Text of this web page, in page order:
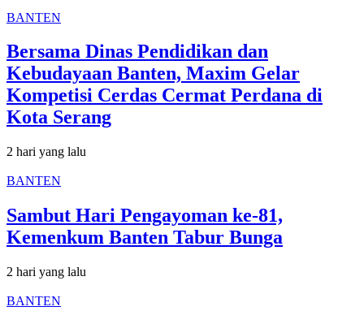
BANTEN
Bersama Dinas Pendidikan dan
Kebudayaan Banten, Maxim Gelar
Kompetisi Cerdas Cermat Perdana di
Kota Serang
2 hari yang lalu
BANTEN
Sambut Hari Pengayoman ke-81,
Kemenkum Banten Tabur Bunga
2 hari yang lalu
BANTEN